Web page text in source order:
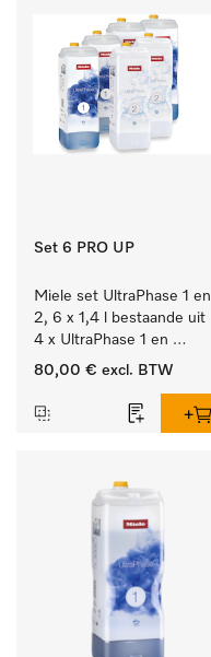
Set 6 PRO UP
Miele set UltraPhase 1 en
2, 6 x 1,4 l bestaande uit
4 x UltraPhase 1 en
2 x UltraPhase 2.
80,00 € excl. BTW